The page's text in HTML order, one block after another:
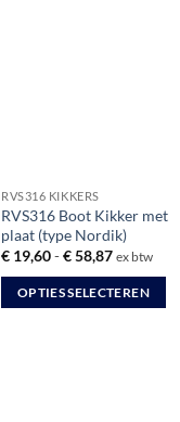
RVS316 KIKKERS
RVS316 Boot Kikker met
plaat (type Nordik)
€ 19,60-€58,87Prijsklasse:
tot
€ 58,87
ex btw
OPTIES SELECTEREN